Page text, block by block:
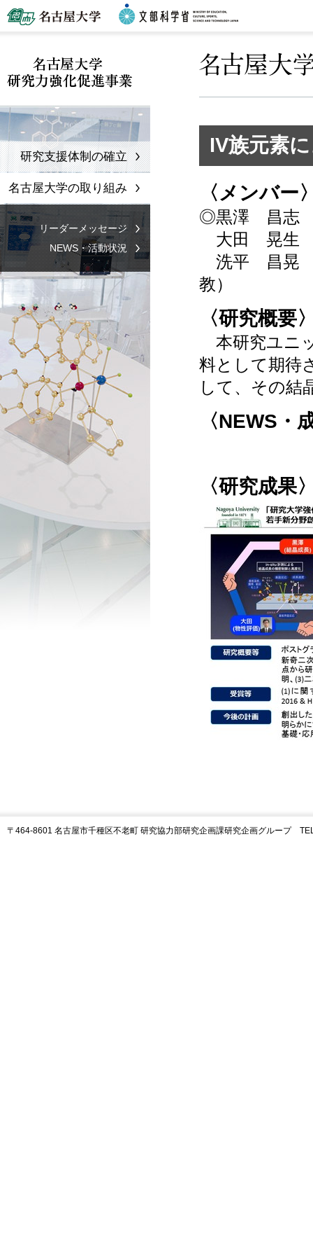
IV族元素
〈メンバー
◎黒澤 昌志
大田 晃生
洗平 昌晃
教）
〈研究概要
本研究ユニ
料として期待
して、その結
〈NEWS・
〈研究成果
研究支援体制の確立
名古屋大学の取り組み
リーダーメッセージ
NEWS・活動状況
〒464-8601 名古屋市千種区不老町 研究協力部研究企画課研究企画グループ